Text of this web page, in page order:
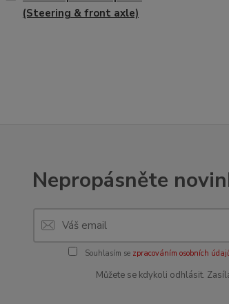
(Steering & front axle)
Nepropásněte
Souhlasím se zpracováním osobních
Můžete se kdykoli odhlásit.